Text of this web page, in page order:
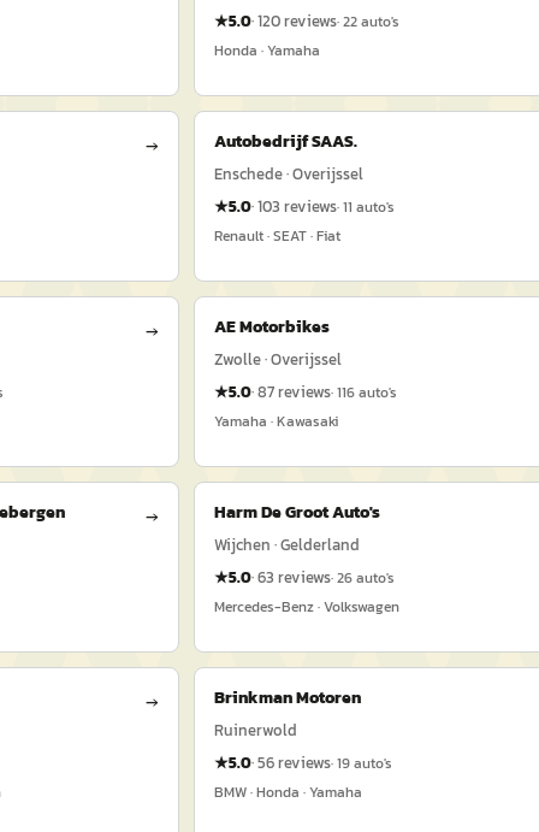
★5.0·120reviews·22auto's
Honda · Yamaha
→ Autobedrijf SAAS.
Enschede · Overijssel
★5.0·103 reviews·11 auto's
Renault · SEAT · Fiat
→ AE Motorbikes
Zwolle · Overijssel
★5.0·87reviews·116auto's
Yamaha · Kawasaki
→ Harm De Groot Auto's
Wijchen · Gelderland
★5.0·63 reviews·26auto's
Mercedes-Benz · Volkswagen
→ Brinkman Motoren
Ruinerwold
★5.0·56reviews·19auto's
BMW · Honda · Yamaha